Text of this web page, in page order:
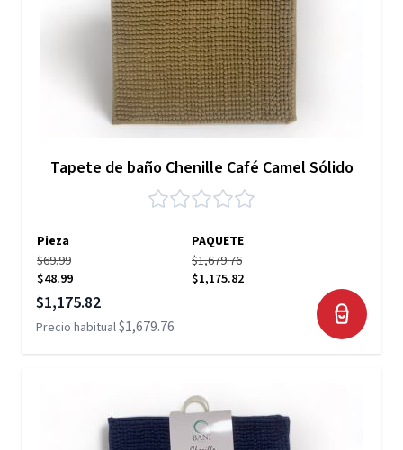
Tapete de baño Chenille Café Camel Sólido
Pieza
PAQUETE
$69.99
$48.99
$1,679.76
$1,175.82
Precio especial
$1,175.82
Precio habitual$1,679.76